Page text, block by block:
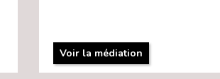
Voir la médiation